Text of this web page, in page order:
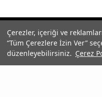
Çerezler, içeriği ve
“Tüm Çerezlere İzin Ver”
düzenleyebilirsiniz. Çerez
© 2025 Roman®